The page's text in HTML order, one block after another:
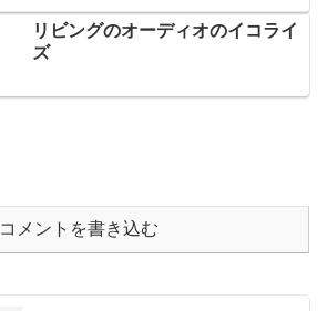
リビングのオーディオのイコライ
ズ
コメントを書き込む